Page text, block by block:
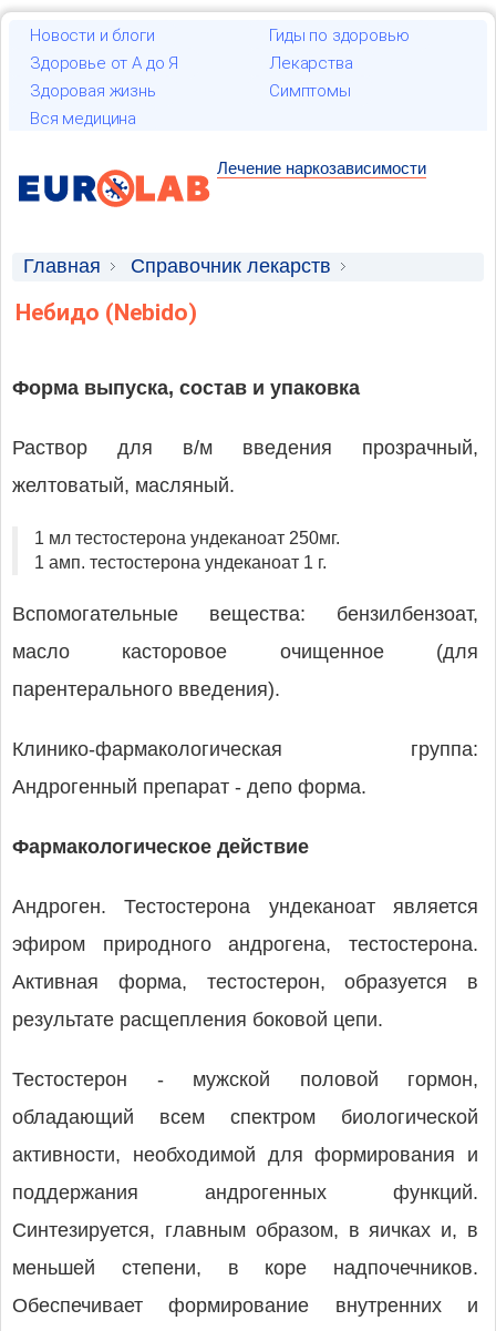
Новости и блоги
Гиды по здоровью
Здоровье от А до Я
Лекарства
Здоровая жизнь
Симптомы
Вся медицина
Лечение наркозависимости
Главная
Справочник лекарств
Лекарственные средства
Небидо (Nebido)
Форма выпуска, состав и упаковка
Раствор для в/м введения прозрачный,
желтоватый, масляный.
1 мл тестостерона ундеканоат 250мг.
1 амп. тестостерона ундеканоат 1 г.
Вспомогательные вещества: бензилбензоат,
масло касторовое очищенное (для
парентерального введения).
Клинико-фармакологическая группа:
Андрогенный препарат - депо форма.
Фармакологическое действие
Андроген. Тестостерона ундеканоат является
эфиром природного андрогена, тестостерона.
Активная форма, тестостерон, образуется в
результате расщепления боковой цепи.
Тестостерон - мужской половой гормон,
обладающий всем спектром биологической
активности, необходимой для формирования и
поддержания андрогенных функций.
Синтезируется, главным образом, в яичках и, в
меньшей степени, в коре надпочечников.
Обеспечивает формирование внутренних и